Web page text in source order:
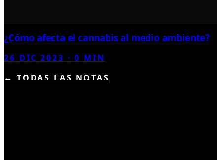
¿Cómo afecta el cannabis al medio ambiente?
26 DIC 2023 ·0 MIN
← TODAS LAS NOTAS